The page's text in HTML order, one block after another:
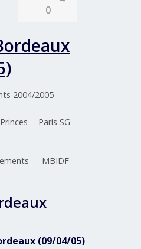
0
2004/2005
Paris SG
MBIDF
(09/04/05)